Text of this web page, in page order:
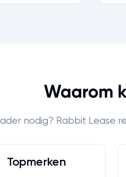
Waarom
nodig? Rabbit Lease
Topmerken